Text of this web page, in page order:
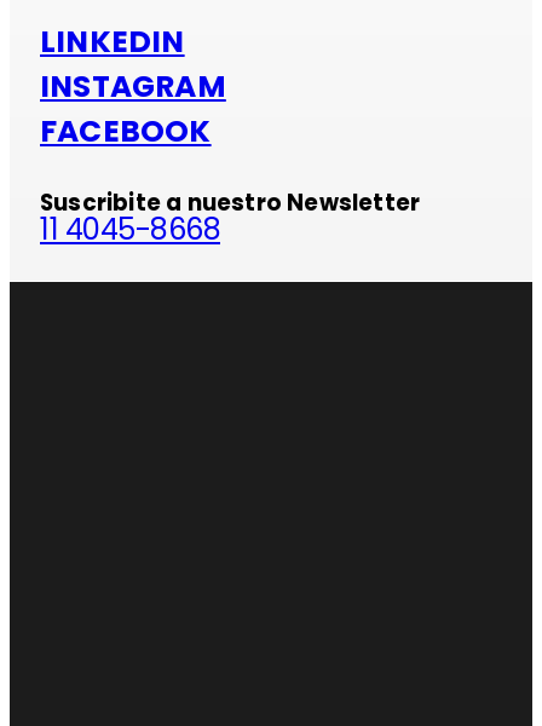
LINKEDIN
INSTAGRAM
FACEBOOK
Suscribite a nuestro Newsletter
11 4045-8668